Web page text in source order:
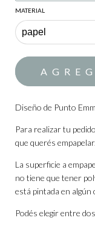
MATERIAL
Diseño de Punto
Para realizar tu
que querés empapelar.
La superficie a
no tiene que tener
está pintada en algún
Podés elegir entre